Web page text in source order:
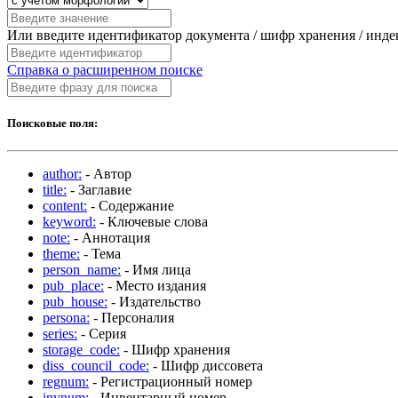
Или введите идентификатор документа / шифр хранения /
Справка о расширенном поиске
Поисковые поля:
author: - Автор
title: - Заглавие
content: - Содержание
keyword: - Ключевые слова
note: - Аннотация
theme: - Тема
person_name: - Имя лица
pub_place: - Место издания
pub_house: - Издательство
persona: - Персоналия
series: - Серия
storage_code: - Шифр хранения
diss_council_code: - Шифр диссовета
regnum: - Регистрационный номер